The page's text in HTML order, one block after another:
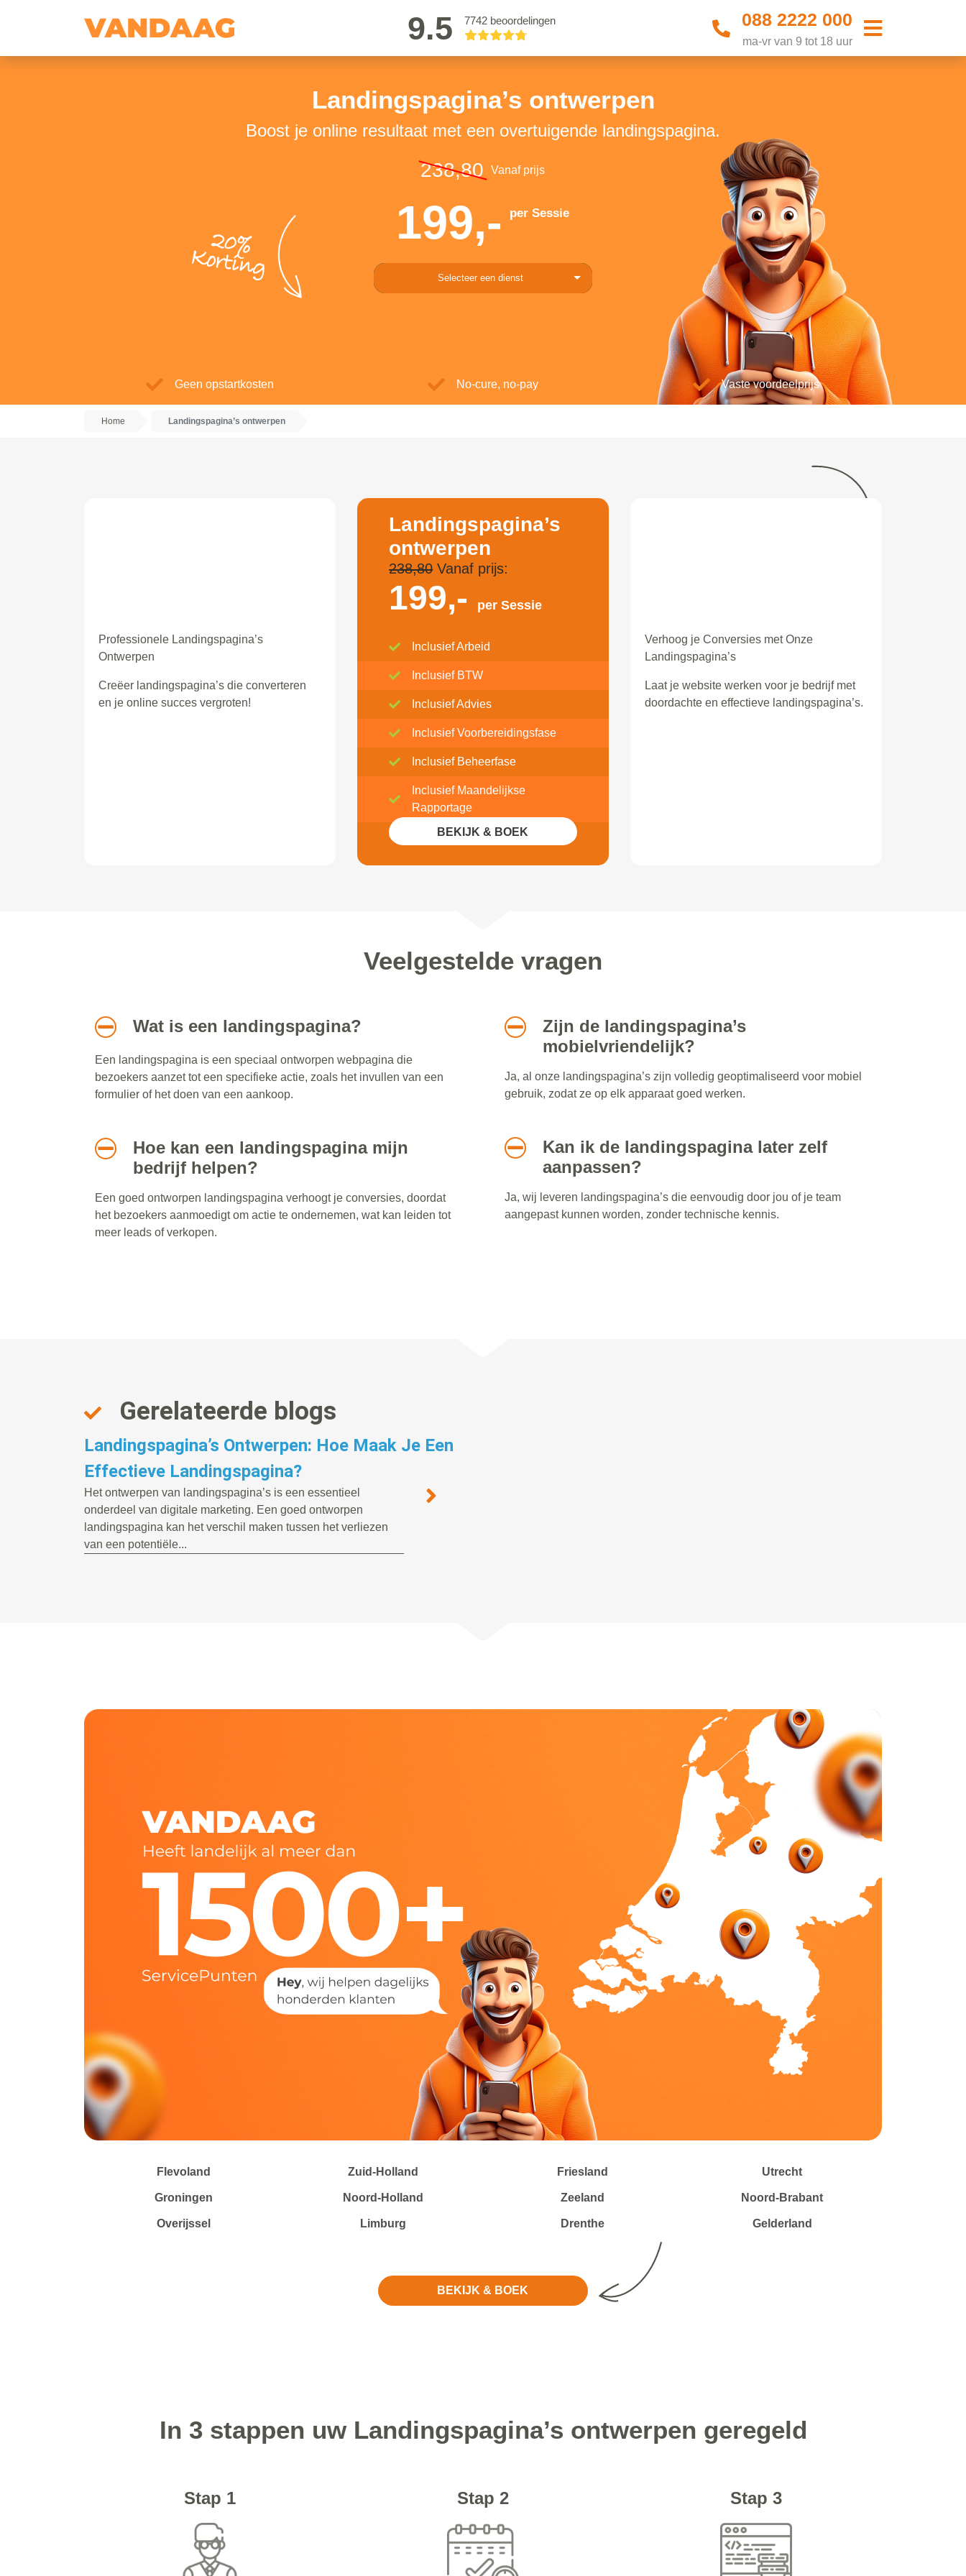
9.5 7742 beoordelingen 088 2222 000
ma-vr van 9 tot 18 uur
Landingspagina’s ontwerpen
Boost je online resultaat met een overtuigende landingspagina.
20%
Korting
238,80 Vanaf prijs
199,- per Sessie
Selecteer een dienst
Geen opstartkosten No-cure, no-pay Vaste voordeelprijs
Home Landingspagina’s ontwerpen
Professionele Landingspagina’s
Ontwerpen
Creëer landingspagina’s die converteren
en je online succes vergroten!
Landingspagina’s
ontwerpen
238,80Vanaf prijs:
199,- per Sessie
Inclusief Arbeid
Inclusief BTW
Inclusief Advies
Inclusief Voorbereidingsfase
Inclusief Beheerfase
Inclusief Maandelijkse
Rapportage
Inclusief 20% Korting
BEKIJK & BOEK
Verhoog je Conversies met Onze
Landingspagina’s
Laat je website werken voor je bedrijf met
doordachte en effectieve landingspagina’s.
Veelgestelde vragen
Wat is een landingspagina?
Een landingspagina is een speciaal ontworpen webpagina die
bezoekers aanzet tot een specifieke actie, zoals het invullen van een
formulier of het doen van een aankoop.
Hoe kan een landingspagina mijn
bedrijf helpen?
Een goed ontworpen landingspagina verhoogt je conversies, doordat
het bezoekers aanmoedigt om actie te ondernemen, wat kan leiden tot
meer leads of verkopen.
Zijn de landingspagina’s
mobielvriendelijk?
Ja, al onze landingspagina’s zijn volledig geoptimaliseerd voor mobiel
gebruik, zodat ze op elk apparaat goed werken.
Kan ik de landingspagina later zelf
aanpassen?
Ja, wij leveren landingspagina’s die eenvoudig door jou of je team
aangepast kunnen worden, zonder technische kennis.
Gerelateerde blogs
Landingspagina’s Ontwerpen: Hoe Maak Je Een
Effectieve Landingspagina?
Het ontwerpen van landingspagina’s is een essentieel
onderdeel van digitale marketing. Een goed ontworpen
landingspagina kan het verschil maken tussen het verliezen
van een potentiële...
Flevoland Zuid-Holland Friesland Utrecht
Groningen Noord-Holland Zeeland Noord-Brabant
Overijssel Limburg Drenthe Gelderland
BEKIJK & BOEK
In 3 stappen uw Landingspagina’s ontwerpen geregeld
Stap 1 Stap 2 Stap 3